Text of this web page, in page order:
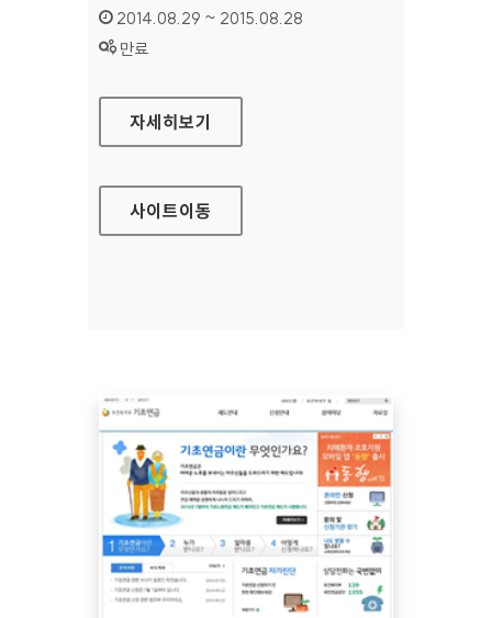
인증기간 :
2014.08.29 ~ 2015.08.28
상태 :
만료
롯데그룹 국문 홈페이지
자세히보기
사이트이동